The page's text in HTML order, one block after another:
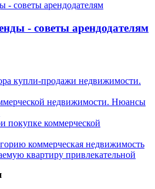
- советы арендодателям
купли-продажи недвижимости.
недвижимости. Нюансы
покупке коммерческой
коммерческая недвижимость
квартиру привлекательной